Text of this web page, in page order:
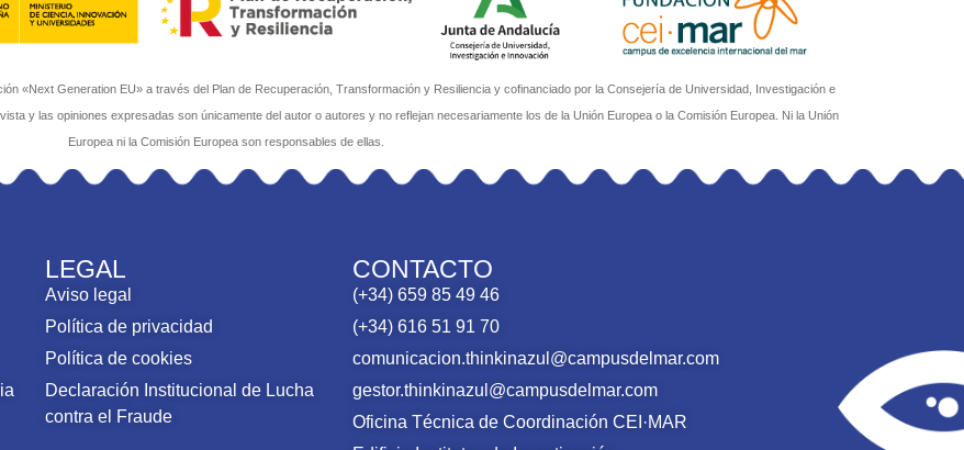
«Next Generation EU» a través del Plan de Recuperación, Transformación y Resiliencia y cofinanciado por la Consejería de Universidad, Investigación e
y las opiniones expresadas son únicamente del autor o autores y no reflejan necesariamente los de la Unión Europea o la Comisión Europea. Ni la Unión
Europea ni la Comisión Europea son responsables de ellas.
LEGAL
Aviso legal
Política de privacidad
Política de cookies
Declaración Institucional de Lucha
contra el Fraude
CONTACTO
(+34) 659 85 49 46
(+34) 616 51 91 70
comunicacion.thinkinazul@campusdelmar.com
gestor.thinkinazul@campusdelmar.com
Oficina Técnica de Coordinación CEI·MAR